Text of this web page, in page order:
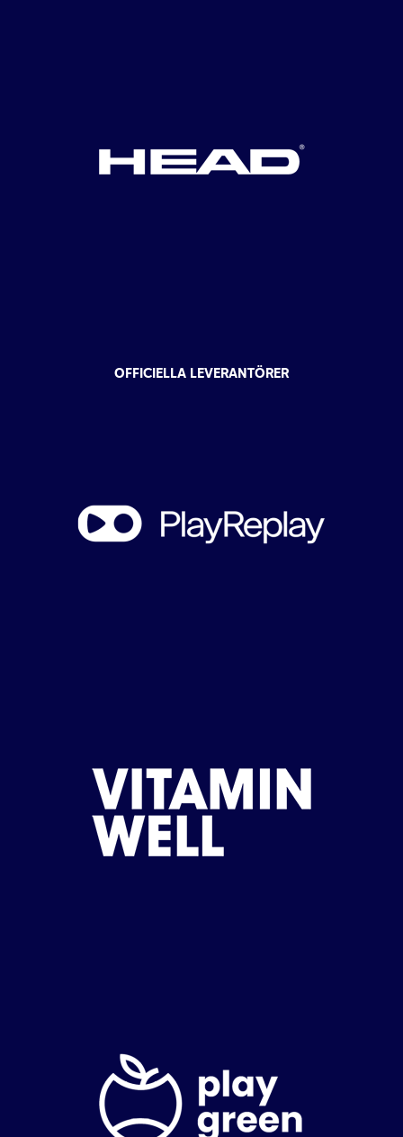
OFFICIELLA LEVERANTÖRER